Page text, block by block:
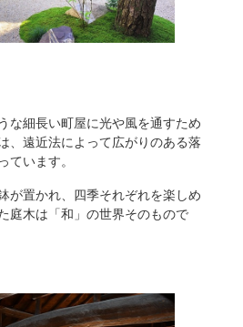
な細長い町屋に光や風を通すため
、遠近法によって広がりのある落
ています。
が置かれ、四季それぞれを楽しめ
庭木は「和」の世界そのもので